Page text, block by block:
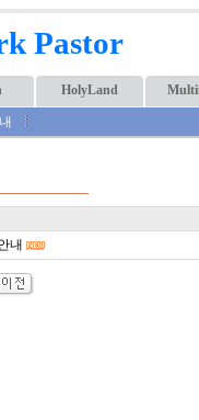
Pastor
HolyLand
내